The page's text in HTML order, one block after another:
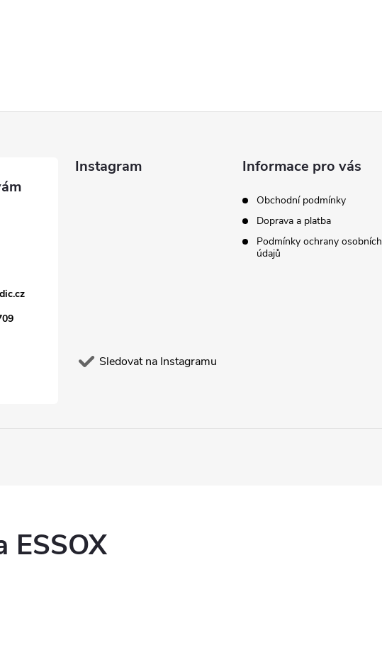
Instagram
Sledovat na Instagramu
Informace pro vás
Obchodní podmínky
Doprava a platba
Podmínky ochrany osobních
údajů
ESSOX